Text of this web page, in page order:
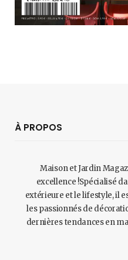
À PROPOS
Maison et Jardin
excellence !Spécialisé
extérieure et le lifestyle, il
les passionnés de
dernières tendances en